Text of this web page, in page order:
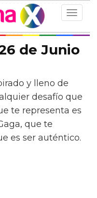
Toggle
de Junio
y lleno de
desafío que
te representa es
que te
es ser auténtico.